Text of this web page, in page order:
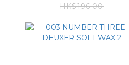
HK$196.00